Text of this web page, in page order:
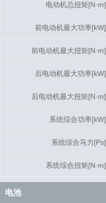
电动机总扭矩[N·m]
前电动机最大功率[kW]
前电动机最大扭矩[N·m]
后电动机最大功率[kW]
后电动机最大扭矩[N·m]
系统综合功率[kW]
系统综合马力[Ps]
系统综合扭矩[N·m]
电池
电动机总扭矩[N·m]
前电动机最大功率[kW]
前电动机最大扭矩[N·m]
后电动机最大功率[kW]
后电动机最大扭矩[N·m]
系统综合功率[kW]
系统综合马力[Ps]
系统综合扭矩[N·m]
电池